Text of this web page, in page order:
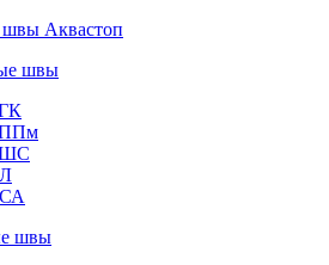
Аквастоп
швы
швы